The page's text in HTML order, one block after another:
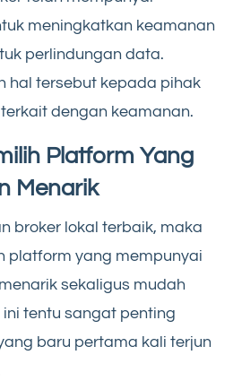
meningkatkan keamanan
perlindungan data.
hal tersebut kepada pihak
dengan keamanan.
Platform Yang
Menarik
broker lokal terbaik, maka
platform yang mempunyai
sekaligus mudah
tentu sangat penting
baru pertama kali terjun